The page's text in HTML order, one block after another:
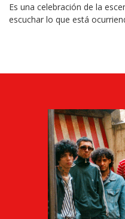
Es una celebración de la
escuchar lo que está